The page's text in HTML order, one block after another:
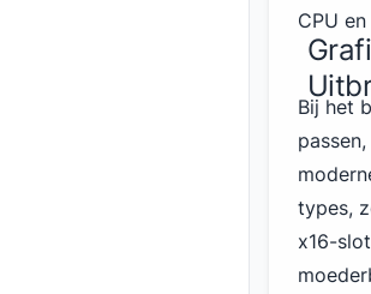
CPU en
Bij het
types,
x16-